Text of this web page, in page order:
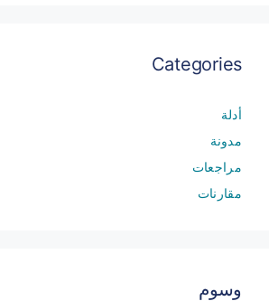
Categories
أدلة
مدونة
مراجعات
مقارنات
وسوم